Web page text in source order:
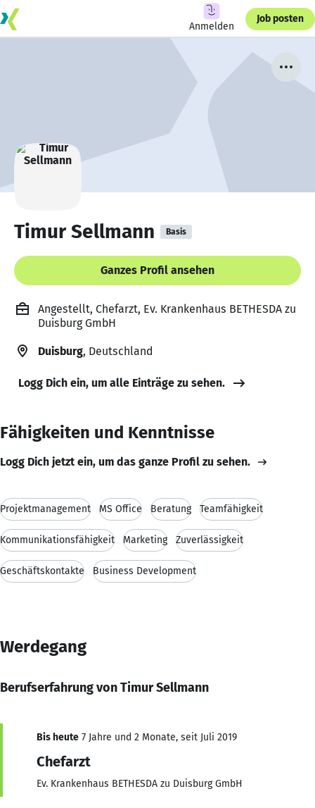
Anmelden
Job posten
Timur Sellmann Basis
Ganzes Profil ansehen
Angestellt, Chefarzt, Ev. Krankenhaus BETHESDA zu
Duisburg GmbH
Duisburg, Deutschland
Logg Dich ein, um alle Einträge zu sehen.
Fähigkeiten und Kenntnisse
Logg Dich jetzt ein, um das ganze Profil zu sehen.
Projektmanagement MS Office Beratung Teamfähigkeit
Kommunikationsfähigkeit Marketing Zuverlässigkeit
Geschäftskontakte Business Development
Werdegang
Berufserfahrung von Timur Sellmann
Bis heute 7 Jahre und 2 Monate, seit Juli 2019
Chefarzt
Ev. Krankenhaus BETHESDA zu Duisburg GmbH